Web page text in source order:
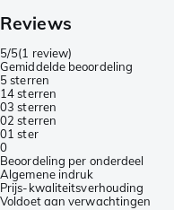
Reviews
5/5(1 review)
Gemiddelde beoordeling
5 sterren
14 sterren
03 sterren
02 sterren
01 ster
0
Beoordeling per onderdeel
Algemene indruk
Prijs-kwaliteitsverhouding
Voldoet aan verwachtingen